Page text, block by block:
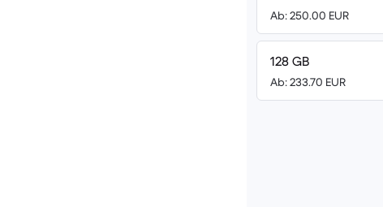
Ab: 250.00 EUR
128 GB
Ab: 233.70 EUR